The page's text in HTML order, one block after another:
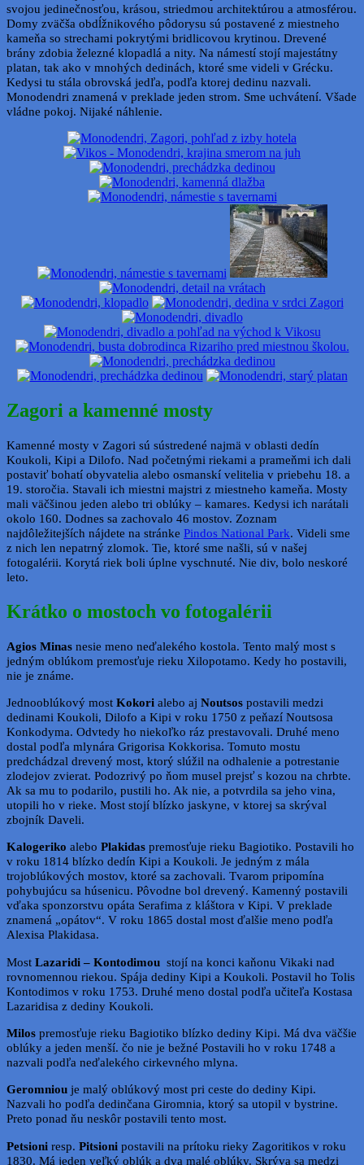
svojou jedinečnosťou, krásou, striedmou architektúrou a atmosférou.
Domy zväčša obdĺžnikového pôdorysu sú postavené z miestneho
kameňa so strechami pokrytými bridlicovou krytinou. Drevené
brány zdobia železné klopadlá a nity. Na námestí stojí majestátny
platan, tak ako v mnohých dedinách, ktoré sme videli v Grécku.
Kedysi tu stála obrovská jedľa, podľa ktorej dedinu nazvali.
Monodendri znamená v preklade jeden strom. Sme uchvátení. Všade
vládne pokoj. Nijaké náhlenie.
Zagori a kamenné mosty
Kamenné mosty v Zagori sú sústredené najmä v oblasti dedín
Koukoli, Kipi a Dilofo. Nad početnými riekami a prameňmi ich dali
postaviť bohatí obyvatelia alebo osmanskí velitelia v priebehu 18. a
19. storočia. Stavali ich miestni majstri z miestneho kameňa. Mosty
mali väčšinou jeden alebo tri oblúky – kamares. Kedysi ich narátali
okolo 160. Dodnes sa zachovalo 46 mostov. Zoznam
najdôležitejších nájdete na stránke Pindos National Park. Videli sme
z nich len nepatrný zlomok. Tie, ktoré sme našli, sú v našej
fotogalérii. Korytá riek boli úplne vyschnuté. Nie div, bolo neskoré
leto.
Krátko o mostoch vo fotogalérii
Agios Minas nesie meno neďalekého kostola. Tento malý most s
jedným oblúkom premosťuje rieku Xilopotamo. Kedy ho postavili,
nie je známe.
Jednooblúkový most Kokori alebo aj Noutsos postavili medzi
dedinami Koukoli, Dilofo a Kipi v roku 1750 z peňazí Noutsosa
Konkodyma. Odvtedy ho niekoľko ráz prestavovali. Druhé meno
dostal podľa mlynára Grigorisa Kokkorisa. Tomuto mostu
predchádzal drevený most, ktorý slúžil na odhalenie a potrestanie
zlodejov zvierat. Podozrivý po ňom musel prejsť s kozou na chrbte.
Ak sa mu to podarilo, pustili ho. Ak nie, a potvrdila sa jeho vina,
utopili ho v rieke. Most stojí blízko jaskyne, v ktorej sa skrýval
zbojník Daveli.
Kalogeriko alebo Plakidas premosťuje rieku Bagiotiko. Postavili ho
v roku 1814 blízko dedín Kipi a Koukoli. Je jedným z mála
trojoblúkových mostov, ktoré sa zachovali. Tvarom pripomína
pohybujúcu sa húsenicu. Pôvodne bol drevený. Kamenný postavili
vďaka sponzorstvu opáta Serafima z kláštora v Kipi. V preklade
znamená „opátov“. V roku 1865 dostal most ďalšie meno podľa
Alexisa Plakidasa.
Most Lazaridi – Kontodimou stojí na konci kaňonu Vikaki nad
rovnomennou riekou. Spája dediny Kipi a Koukoli. Postavil ho Tolis
Kontodimos v roku 1753. Druhé meno dostal podľa učiteľa Kostasa
Lazaridisa z dediny Koukoli.
Milos premosťuje rieku Bagiotiko blízko dediny Kipi. Má dva väčšie
oblúky a jeden menší. čo nie je bežné Postavili ho v roku 1748 a
nazvali podľa neďalekého cirkevného mlyna.
Geromniou je malý oblúkový most pri ceste do dediny Kipi.
Nazvali ho podľa dedinčana Giromnia, ktorý sa utopil v bystrine.
Preto ponad ňu neskôr postavili tento most.
Petsioni resp. Pitsioni postavili na prítoku rieky Zagoritikos v roku
1830. Má jeden veľký oblúk a dva malé oblúky. Skrýva sa medzi